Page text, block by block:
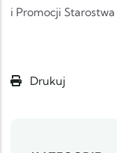
i Promocji
Drukuj